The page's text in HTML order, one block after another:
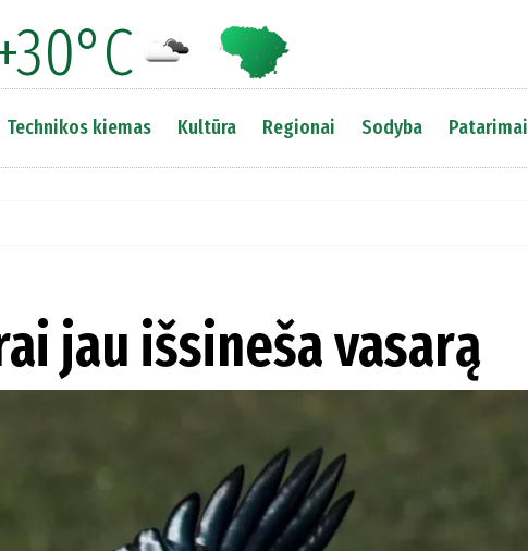
Technikos kiemas Kultūra Regionai Sodyba Patarimai
jau išsineša vasarą